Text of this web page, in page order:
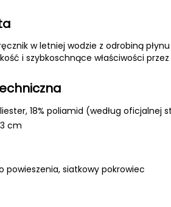
w letniej wodzie z odrobiną
i szybkoschnące właściwości przez
18% poliamid (według oficjalnej
cm
powieszenia, siatkowy pokrowiec